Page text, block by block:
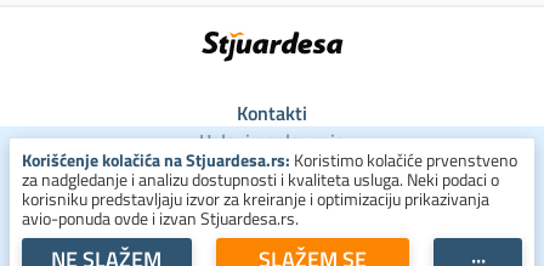
Kontakti
Uslovi poslovanja
Uslovi za kolačiće
Zaštita ličnih podataka
+381 800 300 137
Korišćenje kolačića na Stjuardesa.rs: Koristimo kolačiće prvenstveno
za nadgledanje i analizu dostupnosti i kvaliteta usluga. Neki podaci o
korisniku predstavljaju izvor za kreiranje i optimizaciju prikazivanja
avio-ponuda ovde i izvan Stjuardesa.rs.
NE SLAŽEM SLAŽEM SE ···